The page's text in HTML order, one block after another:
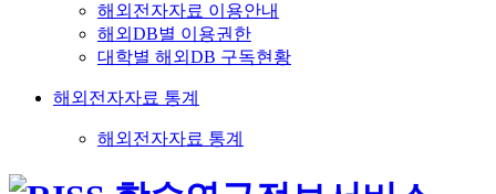
해외전자자료 이용안내
해외DB별 이용권한
대학별 해외DB 구독현황
해외전자자료 통계
해외전자자료 통계